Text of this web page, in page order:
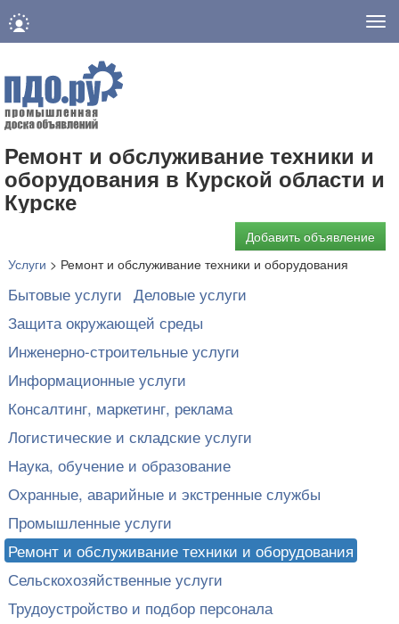
Ремонт и обслуживание техники и
оборудования в Курской области и
Курске
Добавить объявление
Услуги > Ремонт и обслуживание техники и оборудования
Бытовые услуги Деловые услуги
Защита окружающей среды
Инженерно-строительные услуги
Информационные услуги
Консалтинг, маркетинг, реклама
Логистические и складские услуги
Наука, обучение и образование
Охранные, аварийные и экстренные службы
Промышленные услуги
Ремонт и обслуживание техники и оборудования
Сельскохозяйственные услуги
Трудоустройство и подбор персонала